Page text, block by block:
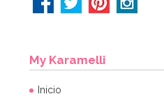
My Karamelli
Inicio